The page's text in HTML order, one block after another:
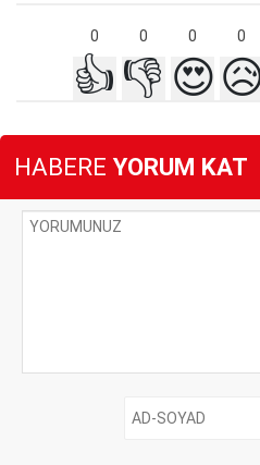
0 0 0 0
👍 👎 😍
HABERE YORUM KAT